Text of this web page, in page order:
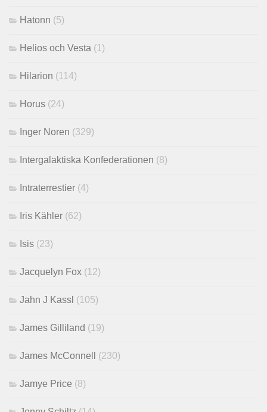
Hatonn (5)
Helios och Vesta (1)
Hilarion (114)
Horus (24)
Inger Noren (329)
Intergalaktiska Konfederationen (8)
Intraterrestier (4)
Iris Kähler (62)
Isis (23)
Jacquelyn Fox (12)
Jahn J Kassl (105)
James Gilliland (19)
James McConnell (230)
Jamye Price (8)